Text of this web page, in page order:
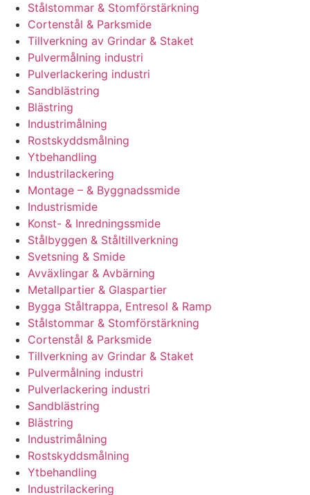
Stålstommar & Stomförstärkning
Cortenstål & Parksmide
Tillverkning av Grindar & Staket
Pulvermålning industri
Pulverlackering industri
Sandblästring
Blästring
Industrimålning
Rostskyddsmålning
Ytbehandling
Industrilackering
Montage – & Byggnadssmide
Industrismide
Konst- & Inredningssmide
Stålbyggen & Ståltillverkning
Svetsning & Smide
Avväxlingar & Avbärning
Metallpartier & Glaspartier
Bygga Ståltrappa, Entresol & Ramp
Stålstommar & Stomförstärkning
Cortenstål & Parksmide
Tillverkning av Grindar & Staket
Pulvermålning industri
Pulverlackering industri
Sandblästring
Blästring
Industrimålning
Rostskyddsmålning
Ytbehandling
Industrilackering